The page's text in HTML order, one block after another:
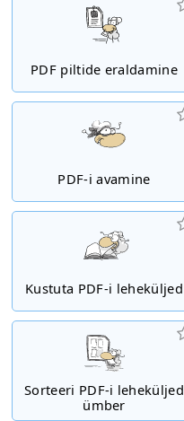
PDF piltide eraldamine
PDF-i avamine
Kustuta PDF-i leheküljed
Sorteeri PDF-i leheküljed
ümber